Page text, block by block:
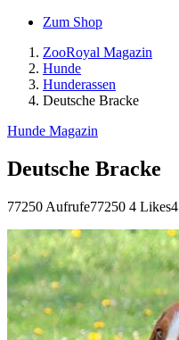
Zum Shop
ZooRoyal Magazin
Hunde
Hunderassen
Deutsche Bracke
Hunde Magazin
Deutsche Bracke
77250 Aufrufe77250 4 Likes4